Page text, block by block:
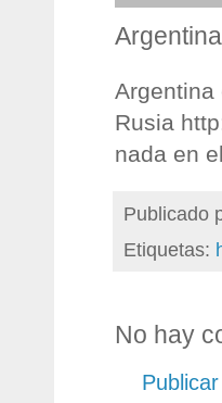
Rusia
nada en
Publicado
Etiquetas:
No hay